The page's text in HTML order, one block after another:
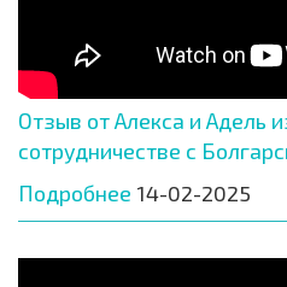
Отзыв от Алекса и Адель
сотрудничестве с
Подробнее 14-02-2025